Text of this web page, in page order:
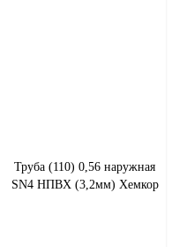
Труба (110) 0,56 наружная
SN4 HПВХ (3,2мм) Хемкор